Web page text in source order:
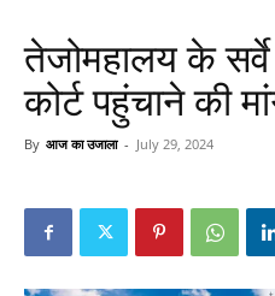
तेजोमहालय के सर्वे
कोर्ट पहुंचाने की
By आज का उजाला - July 29, 2024